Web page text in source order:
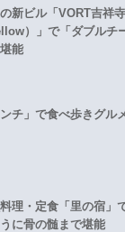
新ビル「VORT吉祥
）」で「ダブルチ
能
ンチ」で食べ歩きグル
理・定食「里の宿」
に骨の髄まで堪能